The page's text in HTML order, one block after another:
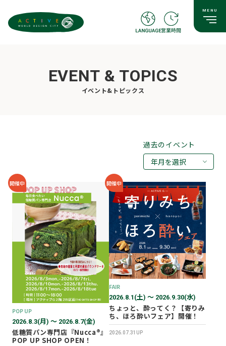
EVENT & TOPICS
イベント&トピックス
過去のイベント
年月を選択
2026年07月
2026年05月
2026年03月
2026年02月
2025年12月
2025年11月
2025年10月
開催中
POP UP
2026.8.3(月) 〜 2026.8.7(金)
低糖質パン専門店『Nucca®』
POP UP SHOP OPEN！
開催中
FAIR
2026.8.1(土) 〜 2026.9.30(水)
ちょっと、酔ってく？【寄りみ
ち、ほろ酔いフェア】開催！
2026.07.31UP